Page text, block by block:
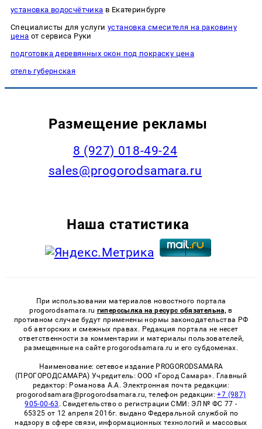
установка водосчётчика в Екатеринбурге
Специалисты для услуги установка смесителя на раковину
цена от сервиса Руки
подготовка деревянных окон под покраску цена
отель губернская
Размещение рекламы
8 (927) 018-49-24
sales@progorodsamara.ru
Наша статистика
При использовании материалов новостного портала
progorodsamara.ru гиперссылка на ресурс обязательна, в
противном случае будут применены нормы законодательства РФ
об авторских и смежных правах. Редакция портала не несет
ответственности за комментарии и материалы пользователей,
размещенные на сайте progorodsamara.ru и его субдоменах.
Наименование: сетевое издание PROGORODSAMARA
(ПРОГОРОДСАМАРА) Учредитель: ООО «Город Самара». Главный
редактор: Романова А.А. Электронная почта редакции:
progorodsamara@progorodsamara.ru, телефон редакции:+7 (987)
905-00-63 . Свидетельство о регистрации СМИ: ЭЛ № ФС 77 -
65325 от 12 апреля 2016г. выдано Федеральной службой по
надзору в сфере связи, информационных технологий и массовых